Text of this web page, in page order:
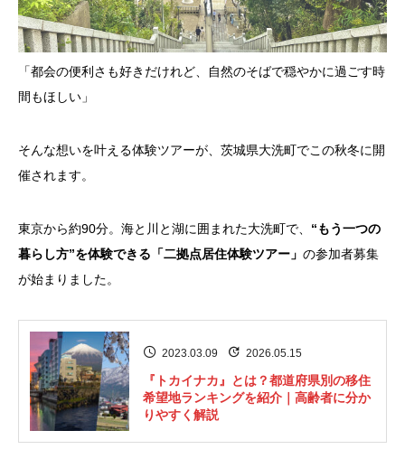
「都会の便利さも好きだけれど、自然のそばで穏やかに過ごす時
間もほしい」
そんな想いを叶える体験ツアーが、茨城県大洗町でこの秋冬に開
催されます。
東京から約90分。海と川と湖に囲まれた大洗町で、 “もう一つの
暮らし方”を体験できる「二拠点居住体験ツアー」 の参加者募集
が始まりました。
2023.03.09 2026.05.15
『トカイナカ』とは？都道府県別の移住
希望地ランキングを紹介｜高齢者に分か
りやすく解説